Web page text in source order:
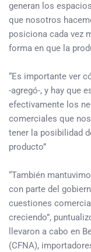
generan los
que nosotros
posiciona cada vez
forma en que la
“Es importante ver
-agregó-, y hay que
efectivamente los
comerciales que
tener la posibilidad
producto”
“También
con parte del
cuestiones
creciendo”,
llevaron a cabo en
(CFNA),